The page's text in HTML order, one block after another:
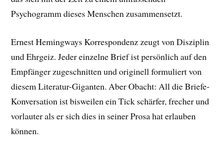
Psychogramm dieses Menschen zusammensetzt.
Ernest Hemingways Korrespondenz zeugt von Disziplin
und Ehrgeiz. Jeder einzelne Brief ist persönlich auf den
Empfänger zugeschnitten und originell formuliert von
diesem Literatur-Giganten. Aber Obacht: All die Briefe-
Konversation ist bisweilen ein Tick schärfer, frecher und
vorlauter als er sich dies in seiner Prosa hat erlauben
können.